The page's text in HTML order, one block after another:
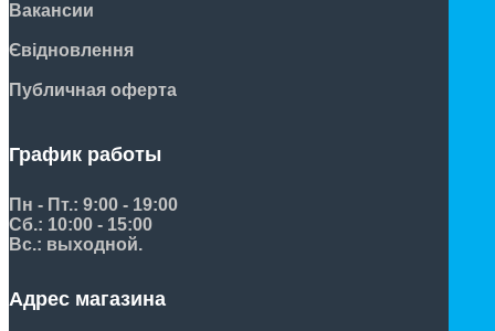
Вакансии
Євідновлення
Публичная оферта
График работы
Пн - Пт.: 9:00 - 19:00
Сб.: 10:00 - 15:00
Вс.: выходной.
Адрес магазина